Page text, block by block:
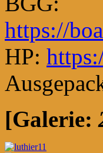
https://
HP:
[Galerie: